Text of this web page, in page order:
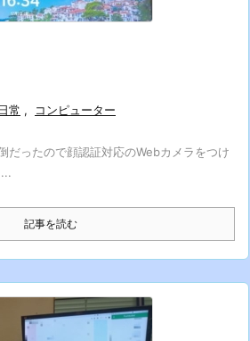
日常 , コンピューター
だったので顔認証対応のWebカメラをつけ
記事を読む